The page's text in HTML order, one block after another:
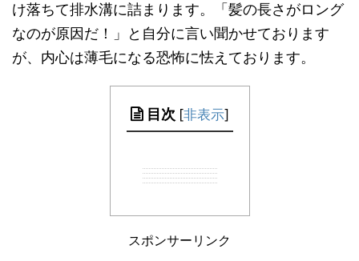
け落ちて排水溝に詰まります。「髪の長さがロング
なのが原因だ！」と自分に言い聞かせております
が、内心は薄毛になる恐怖に怯えております。
目次 [非表示]
スポンサーリンク